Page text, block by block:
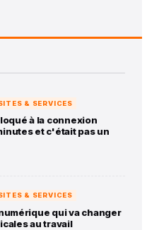
& SERVICES
à la connexion
et c'était pas un
& SERVICES
qui va changer
au travail